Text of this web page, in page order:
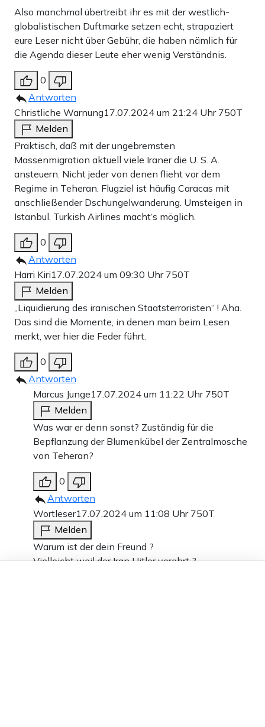
Also manchmal übertreibt ihr es mit der westlich-
globalistischen Duftmarke setzen echt, strapaziert
eure Leser nicht über Gebühr, die haben nämlich für
die Agenda dieser Leute eher wenig Verständnis.
0
Antworten
Christliche Warnung17.07.2024 um 21:24 Uhr 750T
Melden
Praktisch, daß mit der ungebremsten
Massenmigration aktuell viele Iraner die U. S. A.
ansteuern. Nicht jeder von denen flieht vor dem
Regime in Teheran. Flugziel ist häufig Caracas mit
anschließender Dschungelwanderung. Umsteigen in
Istanbul. Turkish Airlines macht‘s möglich.
0
Antworten
Harri Kiri17.07.2024 um 09:30 Uhr 750T
Melden
„Liquidierung des iranischen Staatsterroristen“ ! Aha.
Das sind die Momente, in denen man beim Lesen
merkt, wer hier die Feder führt.
0
Antworten
Marcus Junge17.07.2024 um 11:22 Uhr 750T
Melden
Was war er denn sonst? Zuständig für die
Bepflanzung der Blumenkübel der Zentralmosche
von Teheran?
0
Antworten
Wortleser17.07.2024 um 11:08 Uhr 750T
Melden
Warum ist der dein Freund ?
Vielleicht weil der Iran Hitler verehrt ?